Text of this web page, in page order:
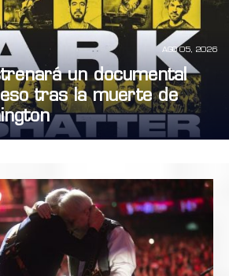
AGO 05, 2026
un documental
tras la muerte de